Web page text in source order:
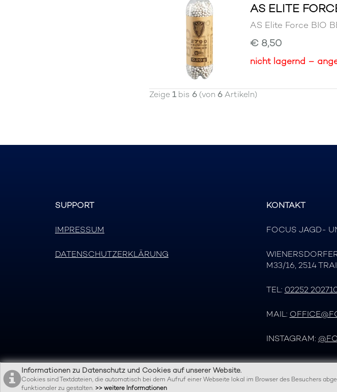
Informationen zu Datenschutz und Cookies auf unserer Website.
Cookies sind Textdateien, die automatisch bei dem Aufruf einer Webseite lokal im Browser des Besuchers
funktionaler zu gestalten. >> weitere Informationen
AS ELITE
AS Elite Force BIO
€ 8,50
nicht lagernd –
Zeige1bis 6(von 6Artikeln)
SUPPORT
IMPRESSUM
DATENSCHUTZERKLÄRUNG
KONTAKT
FOCUS JAGD-
M33/16, 2514
TEL: 02252
MAIL:
INSTAGRAM: